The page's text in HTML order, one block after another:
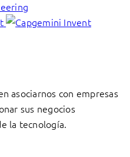
asociarnos con empresas
sus negocios
la tecnología.